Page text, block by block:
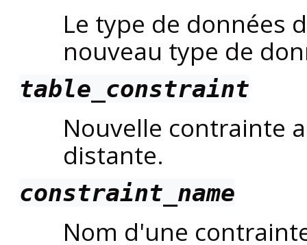
Le type de données
nouveau type de
table_constraint
Nouvelle contrainte
distante.
constraint_name
Nom d'une